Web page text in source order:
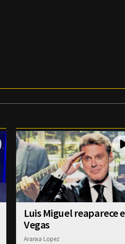
Luis Miguel reaparece
Vegas
Aranxa Lopez